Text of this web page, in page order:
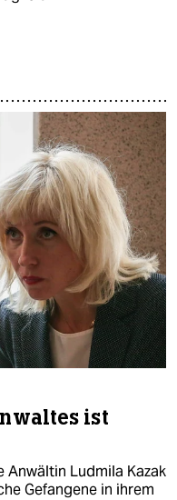
ist
Anwältin Ludmila Kazak
Gefangene in ihrem